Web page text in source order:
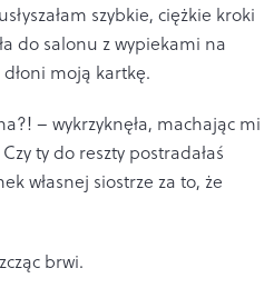
szybkie, ciężkie kroki
do salonu z wypiekami na
moją kartkę.
– wykrzyknęła, machając mi
ty do reszty postradałaś
własnej siostrze za to, że
brwi.